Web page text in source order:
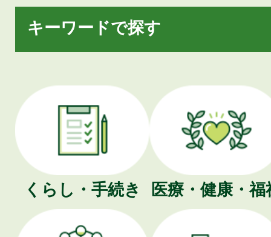
キーワードで探す
くらし・手続き 医療・健康・福